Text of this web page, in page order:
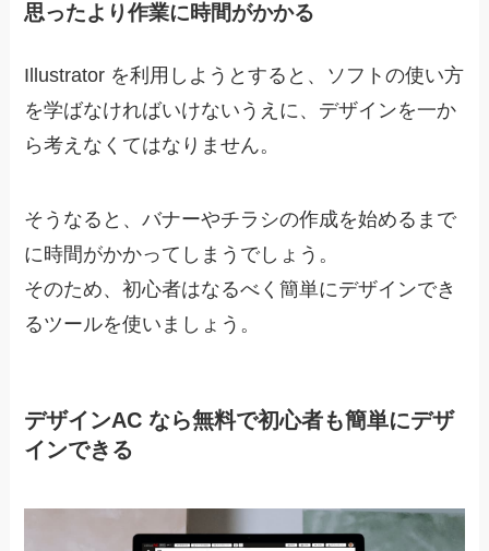
思ったより作業に時間がかかる
Illustrator を利用しようとすると、ソフトの使い方
を学ばなければいけないうえに、デザインを一か
ら考えなくてはなりません。
そうなると、バナーやチラシの作成を始めるまで
に時間がかかってしまうでしょう。
そのため、初心者はなるべく簡単にデザインでき
るツールを使いましょう 。
デザインAC なら無料で初心者も簡単にデザ
インできる